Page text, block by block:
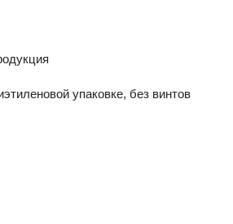
упаковке, без винтов